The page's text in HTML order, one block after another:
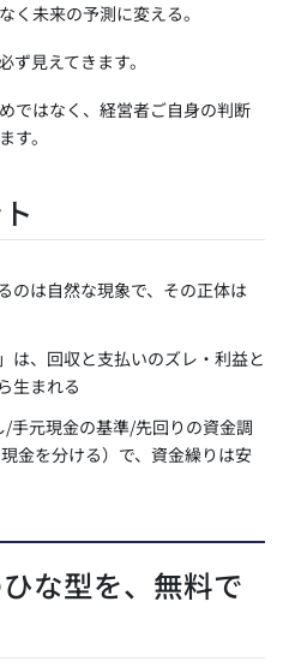
く未来の予測に変える。
見えてきます。
ではなく、経営者ご自身の判断
す。
のは自然な現象で、その正体は
は、回収と支払いのズレ・利益と
生まれる
手元現金の基準/先回りの資金調
金を分ける）で、資金繰りは安
な型を、無料で